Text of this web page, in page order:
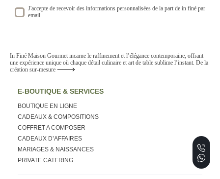
J'accepte de recevoir des informations personnalisées de la part de in finé par
email
In Finé Maison Gourmet incarne le raffinement et l’élégance contemporaine, offrant
une expérience unique où chaque détail culinaire et art de table sublime l’instant. De la
création sur-mesure
E-BOUTIQUE & SERVICES
BOUTIQUE EN LIGNE
CADEAUX & COMPOSITIONS
COFFRET A COMPOSER
CADEAUX D’AFFAIRES
MARIAGES & NAISSANCES
PRIVATE CATERING